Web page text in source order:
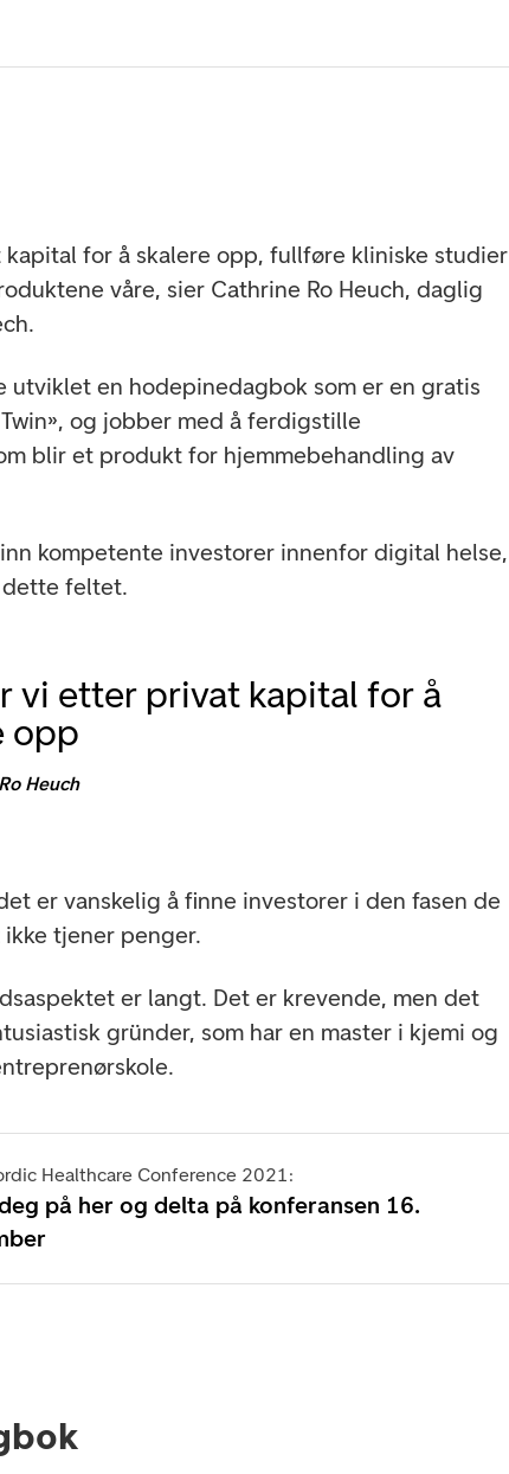
for å skalere opp, fullføre kliniske studier
våre, sier Cathrine Ro Heuch, daglig
utviklet en hodepinedagbok som er en gratis
og jobber med å ferdigstille
blir et produkt for hjemmebehandling av
kompetente investorer innenfor digital helse,
dette feltet.
vi etter privat kapital for å
opp
Heuch
er vanskelig å finne investorer i den fasen de
tjener penger.
er langt. Det er krevende, men det
gründer, som har en master i kjemi og
Healthcare Conference 2021:
på her og delta på konferansen 16.